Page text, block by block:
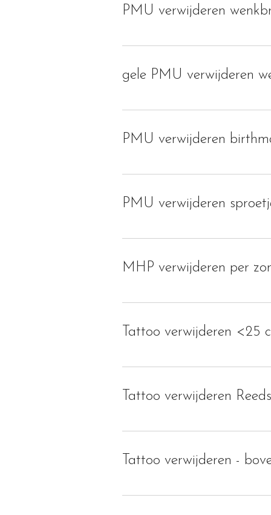
PMU verwijderen
gele PMU verwijderen
PMU verwijderen
PMU verwijderen
MHP verwijderen per
Tattoo verwijderen <25
Tattoo verwijderen
Tattoo verwijderen -